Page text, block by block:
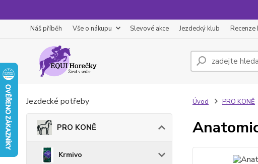
Náš příběh Vše o nákupu Slevové akce Jezdecký klub Recenze
Jezdecké potřeby
PRO KONĚ
Krmivo
Úvod PRO KONĚ